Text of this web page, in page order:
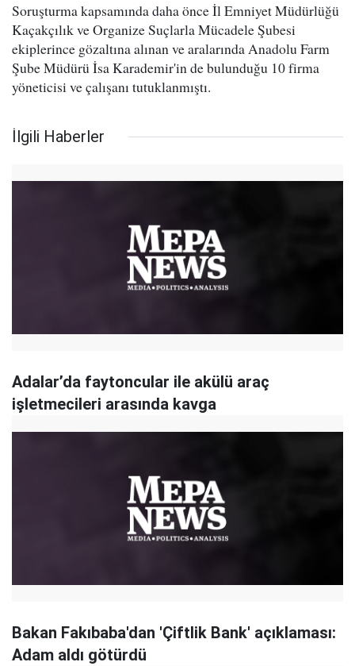
Soruşturma kapsamında daha önce İl Emniyet Müdürlüğü
Kaçakçılık ve Organize Suçlarla Mücadele Şubesi
ekiplerince gözaltına alınan ve aralarında Anadolu Farm
Şube Müdürü İsa Karademir'in de bulunduğu 10 firma
yöneticisi ve çalışanı tutuklanmıştı.
İlgili Haberler
Adalar’da faytoncular ile akülü araç
işletmecileri arasında kavga
Bakan Fakıbaba'dan 'Çiftlik Bank' açıklaması:
Adam aldı götürdü